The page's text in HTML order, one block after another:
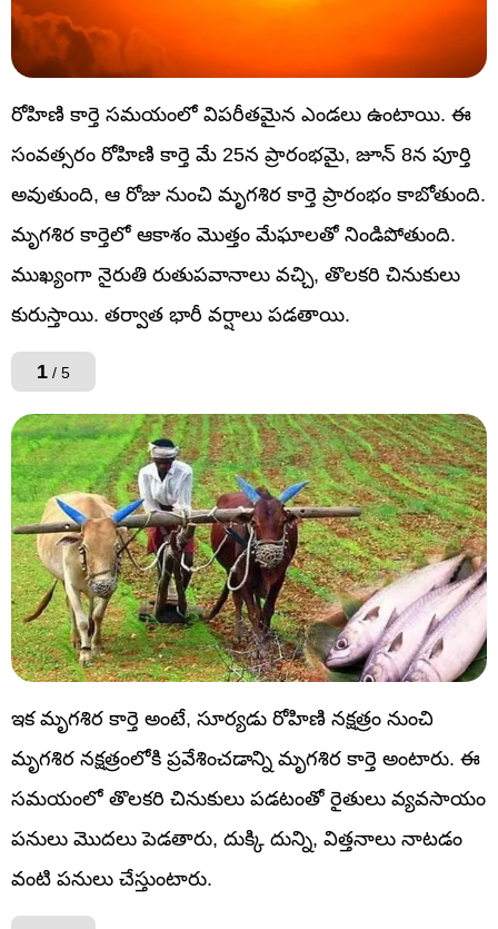
రోహిణి కార్తె సమయంలో విపరీతమైన ఎండలు ఉంటాయి. ఈ
సంవత్సరం రోహిణి కార్తె మే 25న ప్రారంభమై, జూన్ 8న పూర్తి
అవుతుంది, ఆ రోజు నుంచి మృగశిర కార్తె ప్రారంభం కాబోతుంది.
మృగశిర కార్తెలో ఆకాశం మొత్తం మేఘాలతో నిండిపోతుంది.
ముఖ్యంగా నైరుతి రుతుపవానాలు వచ్చి, తొలకరి చినుకులు
కురుస్తాయి. తర్వాత భారీ వర్షాలు పడతాయి.
1 / 5
ఇక మృగశిర కార్తె అంటే, సూర్యడు రోహిణి నక్షత్రం నుంచి
మృగశిర నక్షత్రంలోకి ప్రవేశించడాన్ని మృగశిర కార్తె అంటారు. ఈ
సమయంలో తొలకరి చినుకులు పడటంతో రైతులు వ్యవసాయం
పనులు మొదలు పెడతారు, దుక్కి దున్ని, విత్తనాలు నాటడం
వంటి పనులు చేస్తుంటారు.